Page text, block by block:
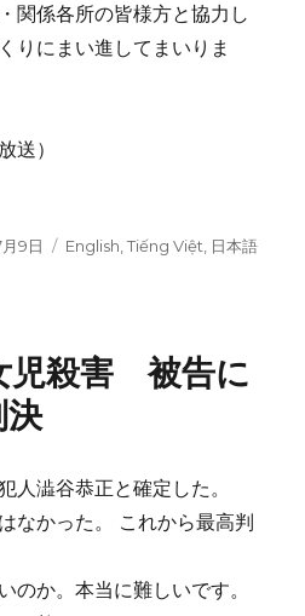
関係各所の皆様方と協力し
りにまい進してまいりま
送）
9日
カ
English ,Tiếng Việt 日本語
児殺害 被告に
決
人澁谷恭正と確定した。
なかった。 これから最高判
のか。本当に難しいです。